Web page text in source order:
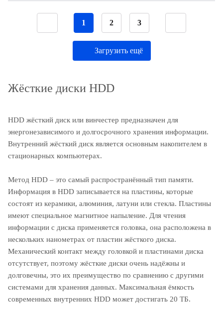
1 2 3
Загрузить ещё
Жёсткие диски HDD
HDD жёсткий диск или винчестер предназначен для
энергонезависимого и долгосрочного хранения информации.
Внутренний жёсткий диск является основным накопителем в
стационарных компьютерах.
Метод HDD – это самый распространённый тип памяти.
Информация в HDD записывается на пластины, которые
состоят из керамики, алюминия, латуни или стекла. Пластины
имеют специальное магнитное напыление. Для чтения
информации с диска применяется головка, она расположена в
нескольких нанометрах от пластин жёсткого диска.
Механический контакт между головкой и пластинами диска
отсутствует, поэтому жёсткие диски очень надёжны и
долговечны, это их преимущество по сравнению с другими
системами для хранения данных. Максимальная ёмкость
современных внутренних HDD может достигать 20 ТБ.